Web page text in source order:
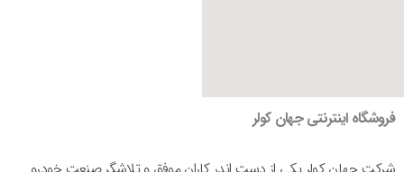
فروشگاه اینترنتی جهان کولر